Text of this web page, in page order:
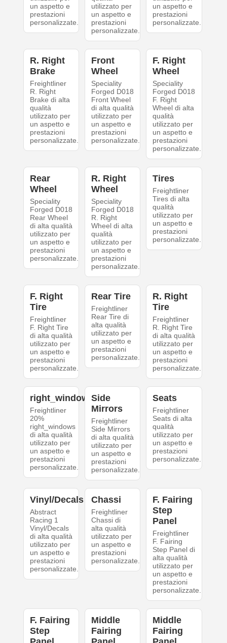
un aspetto e
prestazioni
personalizzate.
utilizzato per
un aspetto e
prestazioni
personalizzate.
un aspetto e
prestazioni
personalizzate.
R. Right
Brake
Freightliner
R. Right
Brake di alta
qualità
utilizzato per
un aspetto e
prestazioni
personalizzate.
Front
Wheel
Speciality
Forged D018
Front Wheel
di alta qualità
utilizzato per
un aspetto e
prestazioni
personalizzate.
F. Right
Wheel
Speciality
Forged D018
F. Right
Wheel di alta
qualità
utilizzato per
un aspetto e
prestazioni
personalizzate.
Rear
Wheel
Speciality
Forged D018
Rear Wheel
di alta qualità
utilizzato per
un aspetto e
prestazioni
personalizzate.
R. Right
Wheel
Speciality
Forged D018
R. Right
Wheel di alta
qualità
utilizzato per
un aspetto e
prestazioni
personalizzate.
Tires
Freightliner
Tires di alta
qualità
utilizzato per
un aspetto e
prestazioni
personalizzate.
F. Right
Tire
Freightliner
F. Right Tire
di alta qualità
utilizzato per
un aspetto e
prestazioni
personalizzate.
Rear Tire
Freightliner
Rear Tire di
alta qualità
utilizzato per
un aspetto e
prestazioni
personalizzate.
R. Right
Tire
Freightliner
R. Right Tire
di alta qualità
utilizzato per
un aspetto e
prestazioni
personalizzate.
right_windows
Freightliner
20%
right_windows
di alta qualità
utilizzato per
un aspetto e
prestazioni
personalizzate.
Side
Mirrors
Freightliner
Side Mirrors
di alta qualità
utilizzato per
un aspetto e
prestazioni
personalizzate.
Seats
Freightliner
Seats di alta
qualità
utilizzato per
un aspetto e
prestazioni
personalizzate.
Vinyl/Decals
Abstract
Racing 1
Vinyl/Decals
di alta qualità
utilizzato per
un aspetto e
prestazioni
personalizzate.
Chassi
Freightliner
Chassi di
alta qualità
utilizzato per
un aspetto e
prestazioni
personalizzate.
F. Fairing
Step
Panel
Freightliner
F. Fairing
Step Panel di
alta qualità
utilizzato per
un aspetto e
prestazioni
personalizzate.
F. Fairing
Step
Middle
Fairing
Middle
Fairing